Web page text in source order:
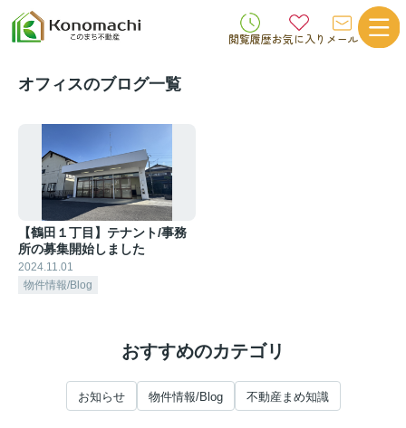
閲覧履歴お気に入り メール
オフィスのブログ一覧
【鶴田１丁目】テナント/事務
所の募集開始しました
2024.11.01
物件情報/Blog
おすすめのカテゴリ
お知らせ 物件情報/Blog 不動産まめ知識